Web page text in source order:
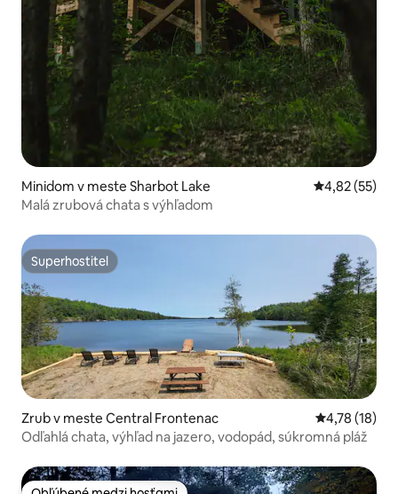
Minidom v meste Sharbot Lake Priemerné
4,82 (55)
Malá zrubová chata s výhľadom
Superhostiteľ
Superhostiteľ
Zrub v meste Central Frontenac Priemerné
4,78 (18)
Odľahlá chata, výhľad na jazero, vodopád, súkromná pláž